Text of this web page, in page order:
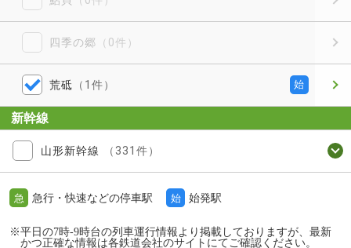
四季の郷 （0件）
荒砥 （1件） 始
新幹線
山形新幹線 （331件）
急 急行・快速などの停車駅 始 始発駅
※平日の7時-9時台の列車運行情報より掲載しておりますが、最新
かつ正確な情報は各鉄道会社のサイトにてご確認ください。